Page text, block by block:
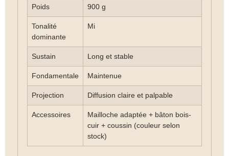
Poids 900 g
Tonalité
dominante
Mi
Sustain Long et stable
Fondamentale Maintenue
Projection Diffusion claire et palpable
Accessoires
Mailloche adaptée + bâton bois-
cuir + coussin (couleur selon
stock)